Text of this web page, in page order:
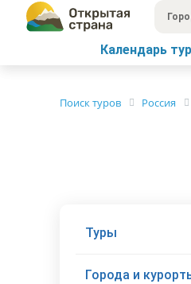
Календарь
Поиск туров Россия
Туры
Города и